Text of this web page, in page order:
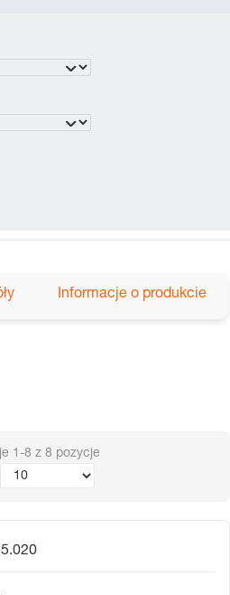
Informacje o produkcie
1-8 z 8 pozycje